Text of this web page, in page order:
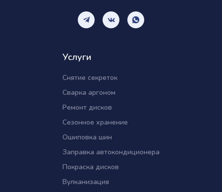
Услуги
Снятие секреток
Сварка аргоном
Ремонт дисков
Сезонное хранение
Ошиповка шин
Заправка автокондиционера
Покраска дисков
Вулканизация